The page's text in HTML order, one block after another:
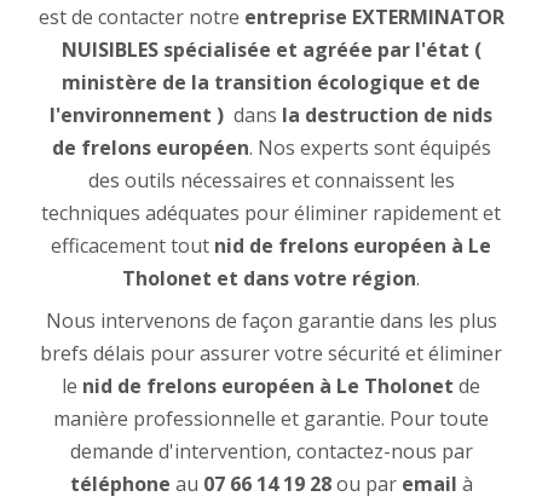
est de contacter notre entreprise EXTERMINATOR
NUISIBLES spécialisée et agréée par l'état (
ministère de la transition écologique et de
l'environnement ) dans la destruction de nids
de frelons européen. Nos experts sont équipés
des outils nécessaires et connaissent les
techniques adéquates pour éliminer rapidement et
efficacement tout nid de frelons européen à Le
Tholonet et dans votre région.
Nous intervenons de façon garantie dans les plus
brefs délais pour assurer votre sécurité et éliminer
le nid de frelons européen à Le Tholonet de
manière professionnelle et garantie. Pour toute
demande d'intervention, contactez-nous par
téléphone au 07 66 14 19 28ou par email à